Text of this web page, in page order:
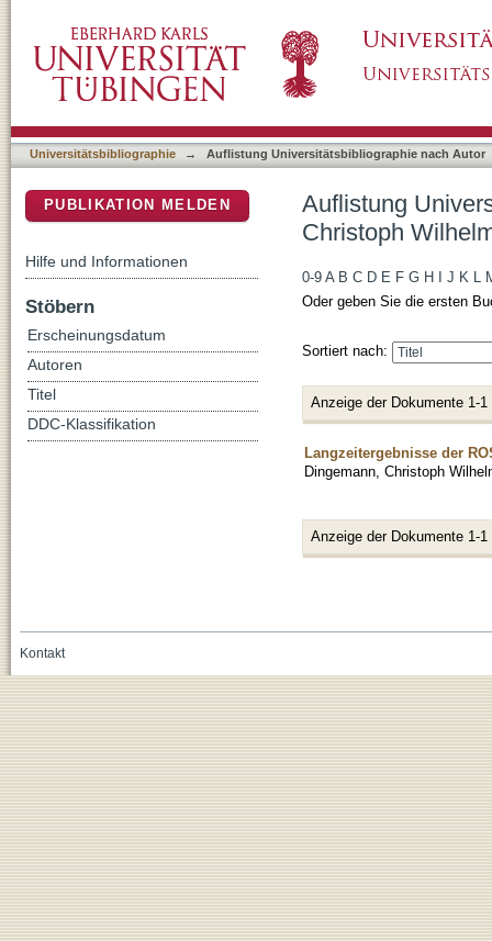
Universitätsbibliographie → Auflistung Universitätsbibliographie nach Autor
Auflistung
Christoph
0-9 A B C D E F G H J K L
Oder geben Sie die ersten
Sortiert nach:
Anzeige der Dokumente 1-1
Langzeitergebnisse der
Dingemann, Christoph
Anzeige der Dokumente 1-1
PUBLIKATION MELDEN
Hilfe und Informationen
Stöbern
Erscheinungsdatum
Autoren
Titel
DDC-Klassifikation
Kontakt